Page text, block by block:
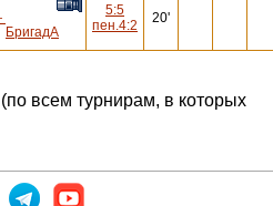
БригадА
5:5
пен.4:2
20'
(по всем турнирам, в которых